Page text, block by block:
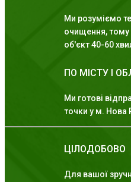
Ми розуміємо
очищення, тому
об'єкт 40-60
ПО МІСТУ І
Ми готові
точки у м. Нова
ЦІЛОДОБОВО
Для вашої